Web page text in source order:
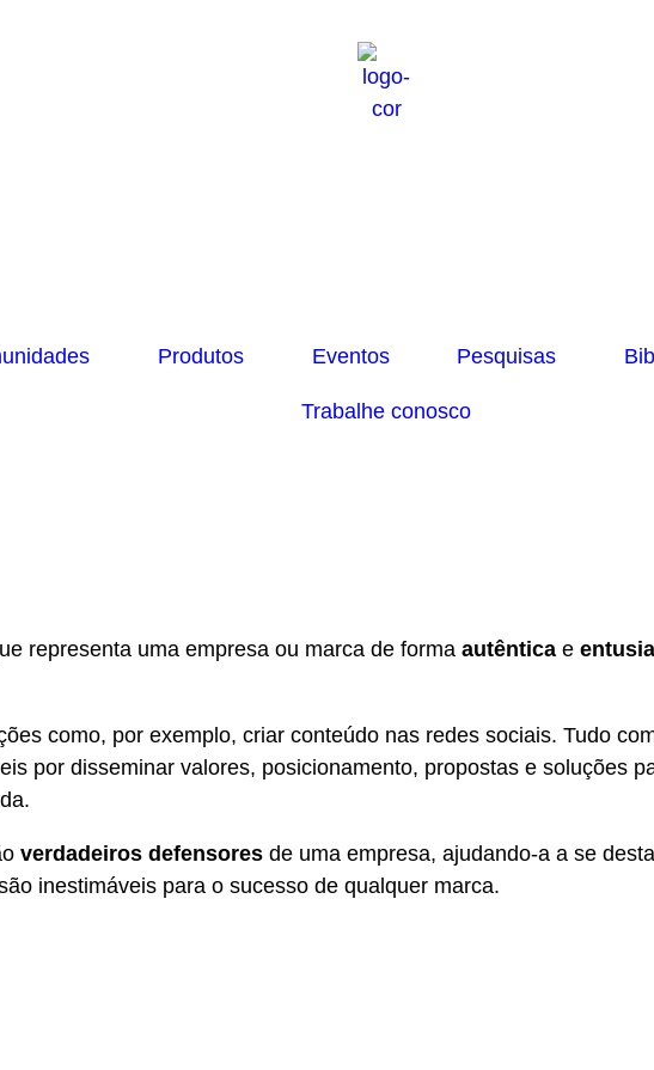
Produtos Eventos Pesquisas
Trabalhe conosco
representa uma empresa ou marca de forma autêntica e
como, por exemplo, criar conteúdo nas redes sociais. Tudo
por disseminar valores, posicionamento, propostas e soluções
verdadeiros defensores de uma empresa, ajudando-a a se
inestimáveis para o sucesso de qualquer marca.